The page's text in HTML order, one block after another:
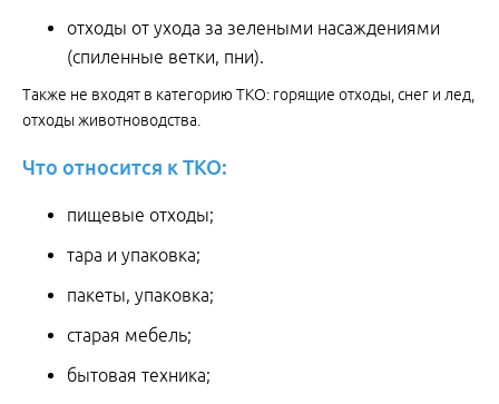
отходы от ухода за зелеными насаждениями
(спиленные ветки, пни).
Также не входят в категорию ТКО: горящие отходы, снег и лед,
отходы животноводства.
Что относится к ТКО:
пищевые отходы;
тара и упаковка;
пакеты, упаковка;
старая мебель;
бытовая техника;